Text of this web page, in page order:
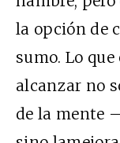
la opción de
sumo. Lo
alcanzar no
de la mente